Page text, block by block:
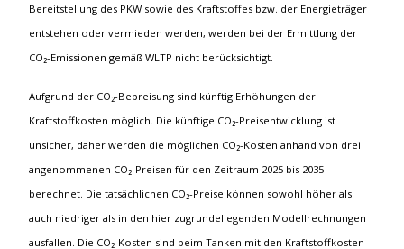
Bereitstellung des PKW sowie des Kraftstoffes bzw. der Energieträger
entstehen oder vermieden werden, werden bei der Ermittlung der
CO₂-Emissionen gemäß WLTP nicht berücksichtigt.
Aufgrund der CO₂-Bepreisung sind künftig Erhöhungen der
Kraftstoffkosten möglich. Die künftige CO₂-Preisentwicklung ist
unsicher, daher werden die möglichen CO₂-Kosten anhand von drei
angenommenen CO₂-Preisen für den Zeitraum 2025 bis 2035
berechnet. Die tatsächlichen CO₂-Preise können sowohl höher als
auch niedriger als in den hier zugrundeliegenden Modellrechnungen
ausfallen. Die CO₂-Kosten sind beim Tanken mit den Kraftstoffkosten